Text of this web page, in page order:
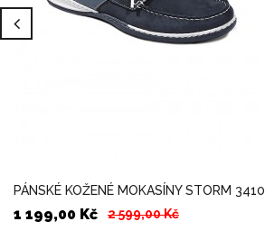
PÁNSKÉ KOŽENÉ MOKASÍNY STORM 3410
1 199,00 Kč 2 599,00 Kč